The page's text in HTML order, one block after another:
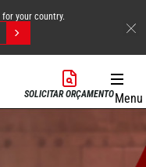
your country.
SOLICITAR ORÇAMENTOMenu